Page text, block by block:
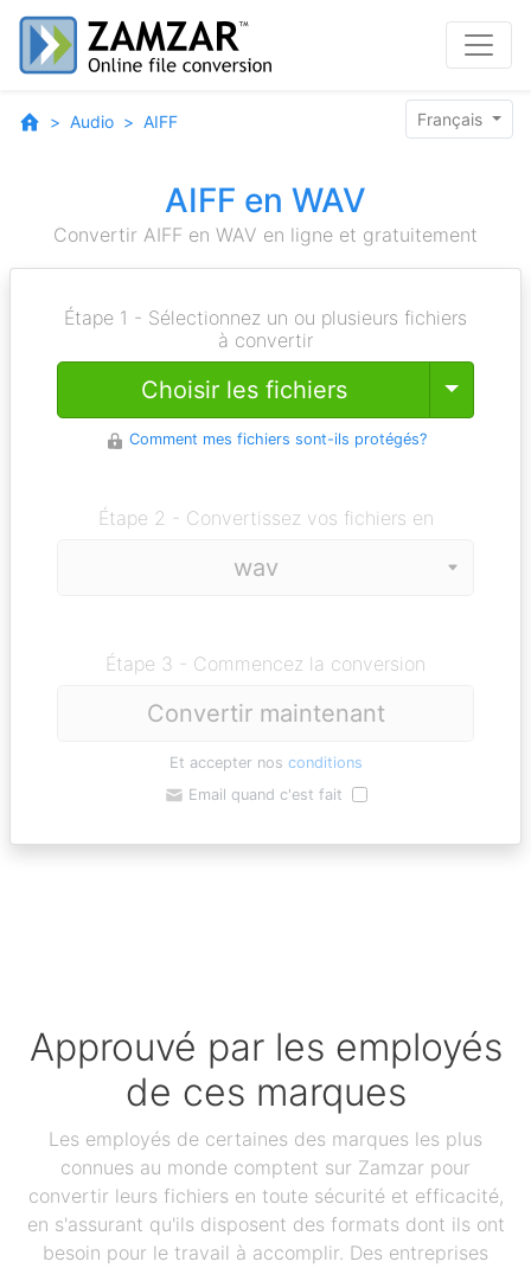
Audio AIFF Français
AIFF en WAV
Convertir AIFF en WAV en ligne et gratuitement
Étape 1 - Sélectionnez un ou plusieurs fichiers
à convertir
Choisir les fichiers Toggle
Comment mes fichiers sont-ils protégés?
Étape 2 - Convertissez vos fichiers en
Étape 3 - Commencez la conversion
Convertir maintenant
Et accepter nos conditions
Email quand c'est fait
Approuvé par les employés
de ces marques
Les employés de certaines des marques les plus
connues au monde comptent sur Zamzar pour
convertir leurs fichiers en toute sécurité et efficacité,
en s'assurant qu'ils disposent des formats dont ils ont
besoin pour le travail à accomplir. Des entreprises